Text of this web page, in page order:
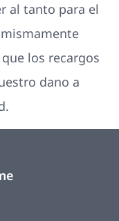
al tanto para el
los recargos
dano a